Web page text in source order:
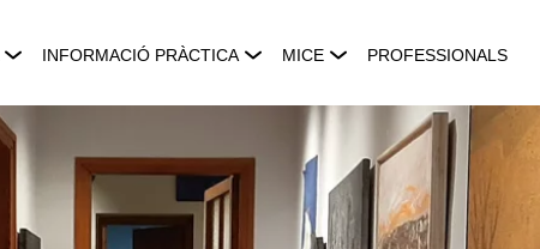
INFORMACIÓ PRÀCTICA MICE PROFESSIONALS